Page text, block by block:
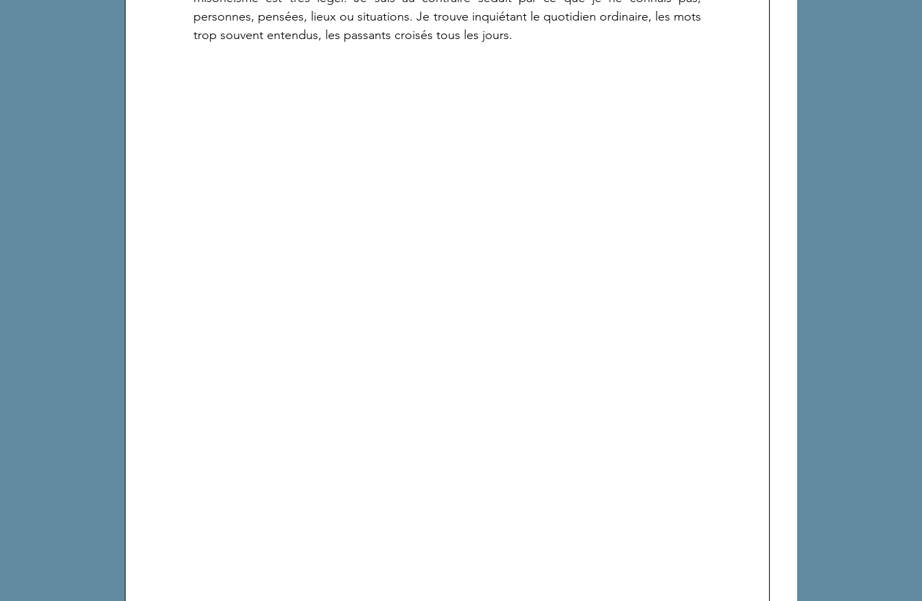
personnes, pensées, lieux ou situations. Je trouve inquiétant le quotidien ordinaire, les mots
trop souvent entendus, les passants croisés tous les jours.